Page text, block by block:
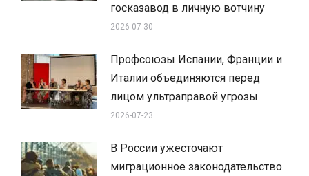
госказавод в личную вотчину
2026-07-30
Профсоюзы Испании, Франции и
Италии объединяются перед
лицом ультраправой угрозы
2026-07-23
В России ужесточают
миграционное законодательство.